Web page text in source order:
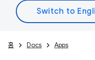
홈 Docs Apps